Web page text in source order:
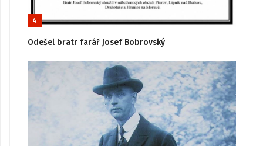
4
Odešel bratr farář Josef Bobrovský